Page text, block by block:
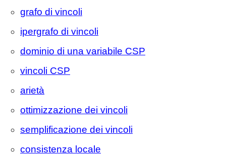
grafo di vincoli
ipergrafo di vincoli
dominio di una variabile CSP
vincoli CSP
arietà
ottimizzazione dei vincoli
semplificazione dei vincoli
consistenza locale